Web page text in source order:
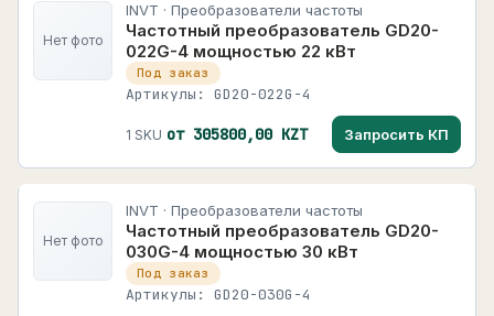
Нет фото
INVT · Преобразователи частоты
Частотный преобразователь GD20-
022G-4 мощностью 22 кВт
Под заказ
Артикулы: GD20-022G-4
1 SKU от 305800,00 KZT Запросить КП
Нет фото
INVT · Преобразователи частоты
Частотный преобразователь GD20-
030G-4 мощностью 30 кВт
Под заказ
Артикулы: GD20-030G-4